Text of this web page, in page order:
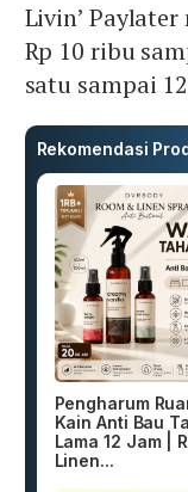
Livin’
Rp 10 ribu
satu sampai
Rekomendasi
Pengharum
Kain Anti Bau
Lama 12 Jam |
Linen...